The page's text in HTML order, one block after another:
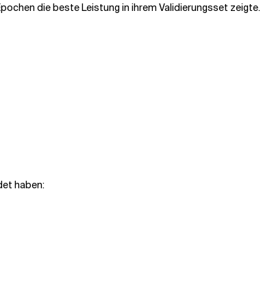
die beste Leistung in ihrem Validierungsset zeigte.
haben: